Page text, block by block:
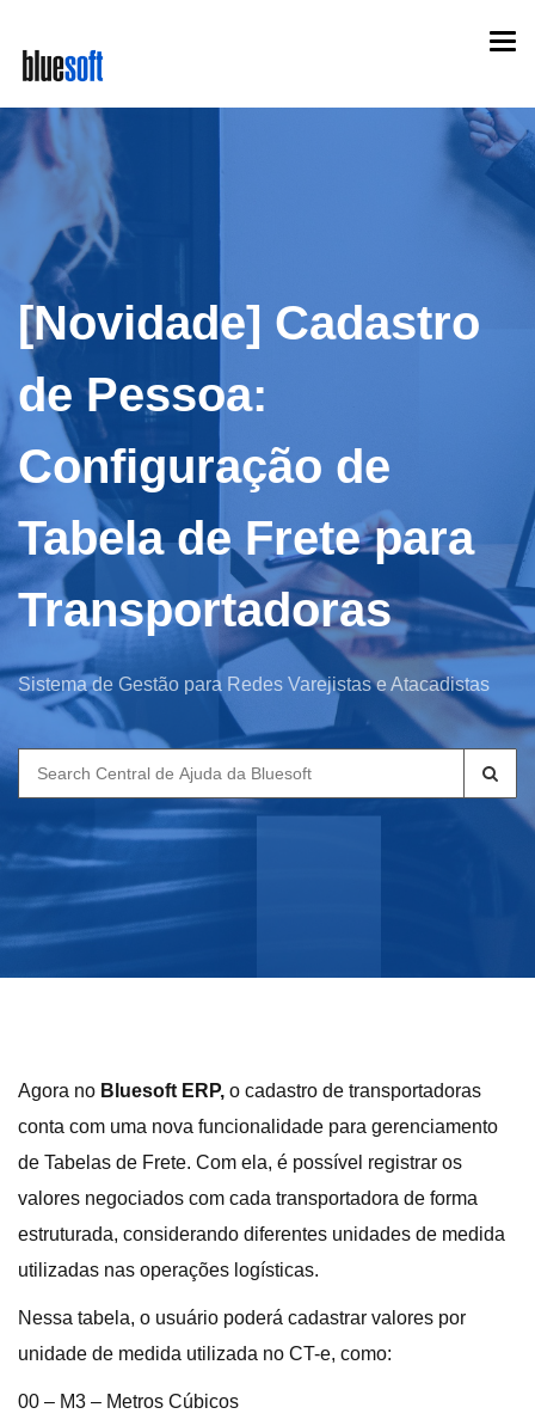
main
content
[Novidade] Cadastro
de Pessoa:
Configuração de
Tabela de Frete para
Transportadoras
Sistema de Gestão para Redes Varejistas e Atacadistas
Search
for:
Agora no Bluesoft ERP, o cadastro de transportadoras
conta com uma nova funcionalidade para gerenciamento
de Tabelas de Frete. Com ela, é possível registrar os
valores negociados com cada transportadora de forma
estruturada, considerando diferentes unidades de medida
utilizadas nas operações logísticas.
Nessa tabela, o usuário poderá cadastrar valores por
unidade de medida utilizada no CT-e, como:
00 – M3 – Metros Cúbicos